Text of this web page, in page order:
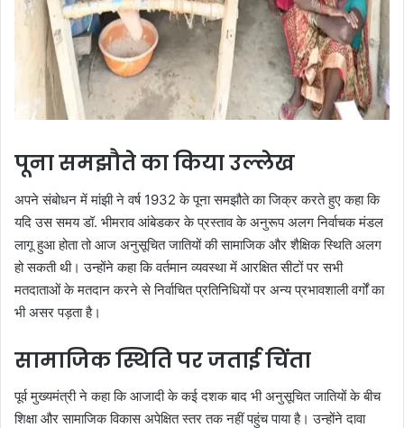
पूना समझौते का किया उल्लेख
अपने संबोधन में मांझी ने वर्ष 1932 के पूना समझौते का जिक्र करते हुए कहा कि
यदि उस समय डॉ. भीमराव आंबेडकर के प्रस्ताव के अनुरूप अलग निर्वाचक मंडल
लागू हुआ होता तो आज अनुसूचित जातियों की सामाजिक और शैक्षिक स्थिति अलग
हो सकती थी। उन्होंने कहा कि वर्तमान व्यवस्था में आरक्षित सीटों पर सभी
मतदाताओं के मतदान करने से निर्वाचित प्रतिनिधियों पर अन्य प्रभावशाली वर्गों का
भी असर पड़ता है।
सामाजिक स्थिति पर जताई चिंता
पूर्व मुख्यमंत्री ने कहा कि आजादी के कई दशक बाद भी अनुसूचित जातियों के बीच
शिक्षा और सामाजिक विकास अपेक्षित स्तर तक नहीं पहुंच पाया है। उन्होंने दावा